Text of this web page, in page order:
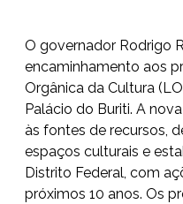
O governador Rodrigo
encaminhamento aos
Orgânica da Cultura
Palácio do Buriti. A
às fontes de recursos,
espaços culturais e
Distrito Federal, com
próximos 10 anos. Os